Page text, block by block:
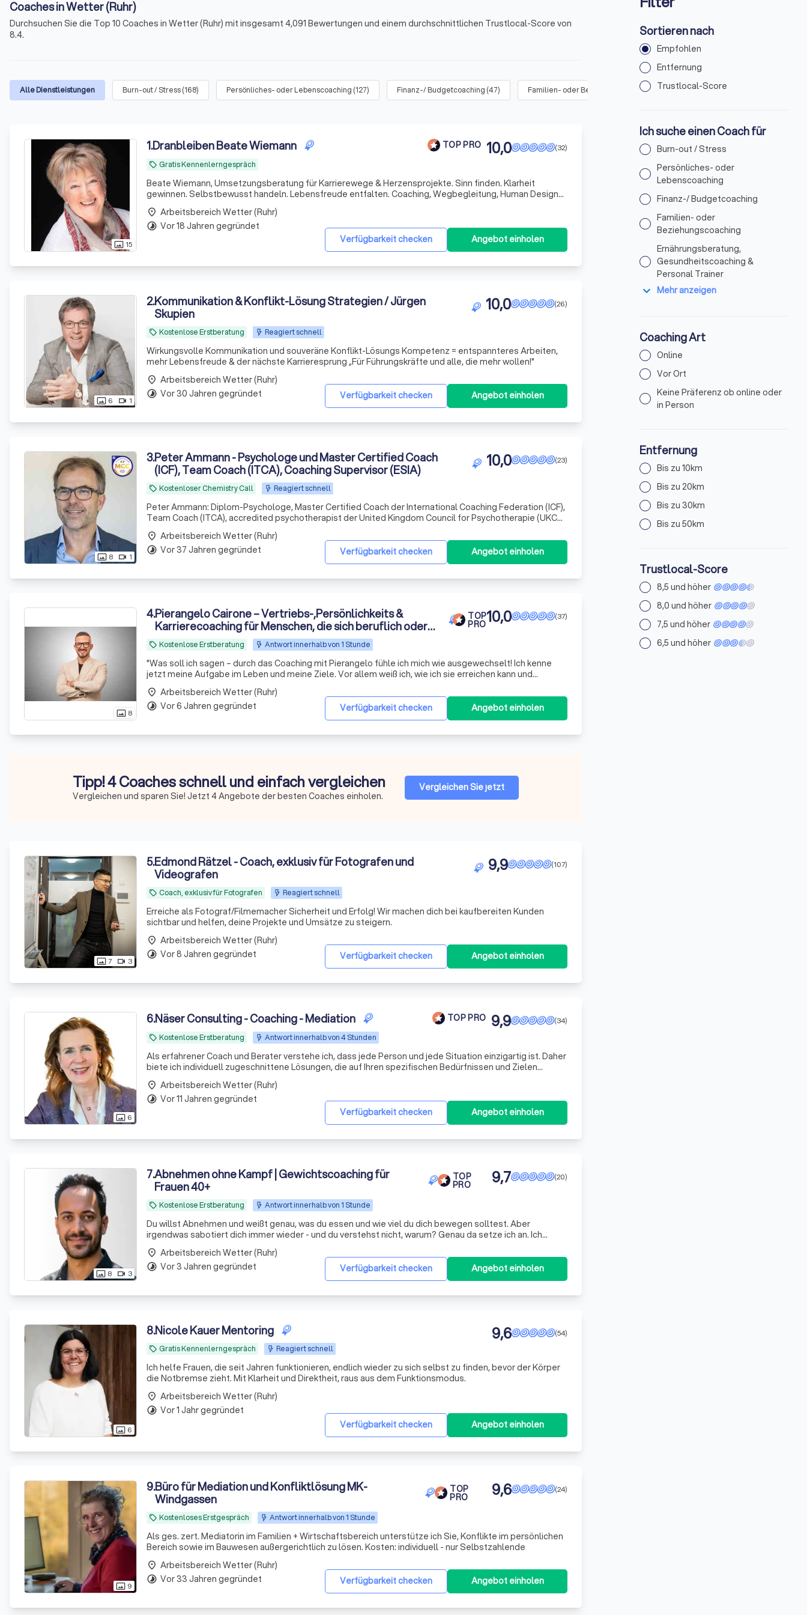
Coaches in Wetter (Ruhr)
Durchsuchen Sie die Top 10 Coaches in Wetter (Ruhr) mit insgesamt 4,091 Bewertungen und einem durchschnittlichen Trustlocal-Score von
8.4.
Alle Dienstleistungen Burn-out / Stress(168) Persönliches- oder Lebenscoaching (127) Finanz-/ Budgetcoaching (47) Familien- oder Beziehungscoaching 154) Ernährungsberatung,
photo_size_select_actual 15
1.Dranbleiben Beate Wiemann TOP PRO
local_offer Gratis Kennenlerngespräch
(32)
10,0
Beate Wiemann, Umsetzungsberatung für Karrierewege & Herzensprojekte. Sinn finden. Klarheit
gewinnen. Selbstbewusst handeln. Lebensfreude entfalten. Coaching, Wegbegleitung, Human Design
Beratung
Verfügbarkeit checken Angebot einholen
place Arbeitsbereich Wetter (Ruhr)
timelapse Vor 18 Jahren gegründet
photo_size_select_actual 6 videocam 1
2.Kommunikation & Konflikt-Lösung Strategien / Jürgen
Skupien
local_offer Kostenlose Erstberatung Reagiert schnell
(26)
10,0
Wirkungsvolle Kommunikation und souveräne Konflikt-Lösungs Kompetenz = entspannteres Arbeiten,
mehr Lebensfreude & der nächste Karrieresprung „Für Führungskräfte und alle, die mehr wollen!"
Verfügbarkeit checken Angebot einholen
place Arbeitsbereich Wetter (Ruhr)
timelapse Vor 30 Jahren gegründet
photo_size_select_actual 8 videocam 1
3.Peter Ammann - Psychologe und Master Certified Coach
(ICF), Team Coach (ITCA), Coaching Supervisor (ESIA)
local_offer Kostenloser Chemistry Call Reagiert schnell
(23)
10,0
Peter Ammann: Diplom-Psychologe, Master Certified Coach der International Coaching Federation (ICF),
Team Coach (ITCA), accredited psychotherapist der United Kingdom Council for Psychotherapie (UKCP)
mit dem European Certificate for Psychotherapy (EAP), Coach Supervisor (ESIA) und Trainer mit über 3
Verfügbarkeit checken
Angebot einholen
place Arbeitsbereich Wetter (Ruhr)
timelapse Vor 37 Jahren gegründet
photo_size_select_actual 8
4.Pierangelo Cairone – Vertriebs-,Persönlichkeits &
Karrierecoaching für Menschen, die sich beruflich oder
persönlich festgefahren fühlen
TOP
PRO
local_offer Kostenlose Erstberatung Antwort innerhalb von 1 Stunde
(37)
10,0
"Was soll ich sagen – durch das Coaching mit Pierangelo fühle ich mich wie ausgewechselt! Ich kenne
jetzt meine Aufgabe im Leben und meine Ziele. Vor allem weiß ich, wie ich sie erreichen kann und
welchen Weg ich Schritt für Schritt gehen darf. Vielen Dank! Hätte ich Pierangelo doch nur früher
kennengelernt."
Verfügbarkeit checken
Angebot einholen
place Arbeitsbereich Wetter (Ruhr)
timelapse Vor 6 Jahren gegründet
Tipp! 4 Coaches schnell und einfach vergleichen
Vergleichen und sparen Sie! Jetzt 4 Angebote der besten Coaches einholen.
Vergleichen Sie jetzt
photo_size_select_actual7 videocam 3
5.Edmond Rätzel - Coach, exklusiv für Fotografen und
Videografen
local_offer Coach, exklusiv für Fotografen Reagiert schnell
(107)
9,9
Erreiche als Fotograf/Filmemacher Sicherheit und Erfolg! Wir machen dich bei kaufbereiten Kunden
sichtbar und helfen, deine Projekte und Umsätze zu steigern.
Verfügbarkeit checken Angebot einholen
place Arbeitsbereich Wetter (Ruhr)
timelapse Vor 8 Jahren gegründet
photo_size_select_actual 6
6.Näser Consulting - Coaching - Mediation TOP PRO
local_offer Kostenlose Erstberatung Antwort innerhalb von 4 Stunden
(34)
9,9
Als erfahrener Coach und Berater verstehe ich, dass jede Person und jede Situation einzigartig ist. Daher
biete ich individuell zugeschnittene Lösungen, die auf Ihren spezifischen Bedürfnissen und Zielen
basieren. Mit meiner umfangreichen Erfahrung und Kompetenz begleite ich Sie auf Ihrem Weg zur Lö
Verfügbarkeit checken Angebot einholen
place Arbeitsbereich Wetter (Ruhr)
timelapse Vor 11 Jahren gegründet
photo_size_select_actual 8 videocam 3
7.Abnehmen ohne Kampf | Gewichtscoaching für
Frauen 40+
TOP
PRO
local_offer Kostenlose Erstberatung Antwort innerhalb von 1 Stunde
(20)
9,7
Du willst Abnehmen und weißt genau, was du essen und wie viel du dich bewegen solltest. Aber
irgendwas sabotiert dich immer wieder - und du verstehst nicht, warum? Genau da setze ich an. Ich
arbeite mit Frauen 40+, die spüren: Der Kampf gegen den eigenen Körper macht nur müder. Und mehr
Disziplin i
Verfügbarkeit checken
Angebot einholen
place Arbeitsbereich Wetter (Ruhr)
timelapse Vor 3 Jahren gegründet
photo_size_select_actual 6
8.Nicole Kauer Mentoring
local_offer Gratis Kennenlerngespräch Reagiert schnell
(54)
9,6
Ich helfe Frauen, die seit Jahren funktionieren, endlich wieder zu sich selbst zu finden, bevor der Körper
die Notbremse zieht. Mit Klarheit und Direktheit, raus aus dem Funktionsmodus.
Verfügbarkeit checken Angebot einholen
place Arbeitsbereich Wetter (Ruhr)
timelapse Vor 1 Jahr gegründet
photo_size_select_actual 9
9.Büro für Mediation und Konfliktlösung MK-
Windgassen
TOP
PRO
local_offer Kostenloses Erstgespräch Antwort innerhalb von 1 Stunde
(24)
9,6
Als ges. zert. Mediatorin im Familien + Wirtschaftsbereich unterstütze ich Sie, Konflikte im persönlichen
Bereich sowie im Bauwesen außergerichtlich zu lösen. Kosten: individuell - nur Selbstzahlende
Verfügbarkeit checken Angebot einholen
place Arbeitsbereich Wetter (Ruhr)
timelapse Vor 33 Jahren gegründet
Sortieren nach
Empfohlen
Entfernung
Trustlocal-Score
Ich suche einen Coach für
Burn-out / Stress
Persönliches- oder
Lebenscoaching
Finanz-/ Budgetcoaching
Familien- oder
Beziehungscoaching
Ernährungsberatung,
Gesundheitscoaching &
Personal Trainer
expand_more Mehr anzeigen
Coaching Art
Online
Vor Ort
Keine Präferenz ob online oder
in Person
Entfernung
Bis zu 10km
Bis zu 20km
Bis zu 30km
Bis zu 50km
Trustlocal-Score
8,5 und höher
8,0 und höher
7,5 und höher
6,5 und höher